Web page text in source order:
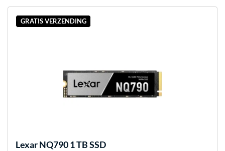
GRATIS VERZENDING
LexarNQ790 1 TB SSD